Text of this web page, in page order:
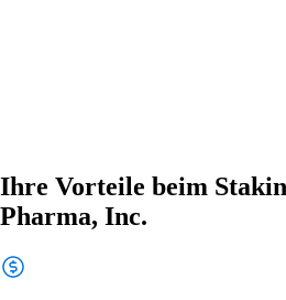
Ihre Vorteile beim
Pharma, Inc.